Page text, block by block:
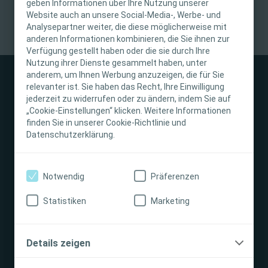
geben Informationen über Ihre Nutzung unserer
Website auch an unsere Social-Media-, Werbe- und
Analysepartner weiter, die diese möglicherweise mit
anderen Informationen kombinieren, die Sie ihnen zur
Verfügung gestellt haben oder die sie durch Ihre
Nutzung ihrer Dienste gesammelt haben, unter
anderem, um Ihnen Werbung anzuzeigen, die für Sie
relevanter ist. Sie haben das Recht, Ihre Einwilligung
jederzeit zu widerrufen oder zu ändern, indem Sie auf
„Cookie-Einstellungen“ klicken. Weitere Informationen
finden Sie in unserer Cookie-Richtlinie und
Datenschutzerklärung.
Notwendig Präferenzen
Statistiken Marketing
Details zeigen
Diese Website richtet sich nur an medizinisches
Fachpersonal. Der Inhalt der Website ist für
fachliche Informations- und Fortbildungszwecke
bestimmt. Coloplast bietet keinen individuellen
medizinischen Rat. Die Verantwortung für die
individuelle Patientenversorgung liegt beim
medizinischen Fachpersonal. Detaillierte
Produktinformationen zu den vorgestellten
Produkten, einschließlich Anwendungshinweise,
Vorsichtsmaßnahmen und Warnhinweisen,
finden Sie in der Gebrauchsanweisung (IFU) des
Produkts, die vor der Verwendung sorgfältig zu
Ich bin eine medizinische Fachkraft
Stomaversorgung
Interventional Urology
Unternehmen